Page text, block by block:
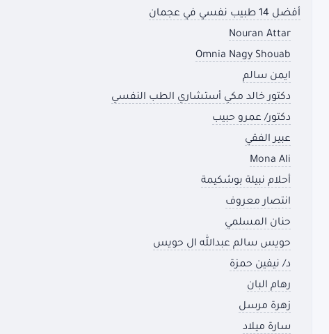
أفضل 14 طبيب نفسي في عجمان
Nouran Attar
Omnia Nagy Shouab
ايمن سالم
دكتور خالد مكي أستشاري الطب النفسي
دكتور/ عمرو حبيب
عبير الفقي
Mona Ali
أحلام نبيلة بوشكيمة
انتصار معروف
حنان المسلمي
حويس سالم عبدالله ال حويس
د/ نيفين حمزة
رهام البان
زهرة مرسل
سارة ميلاد